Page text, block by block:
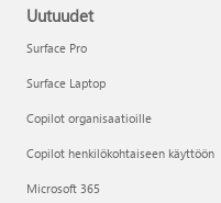
Uutuudet
Surface Pro
Surface Laptop
Copilot organisaatioille
Copilot henkilökohtaiseen käyttöön
Microsoft 365